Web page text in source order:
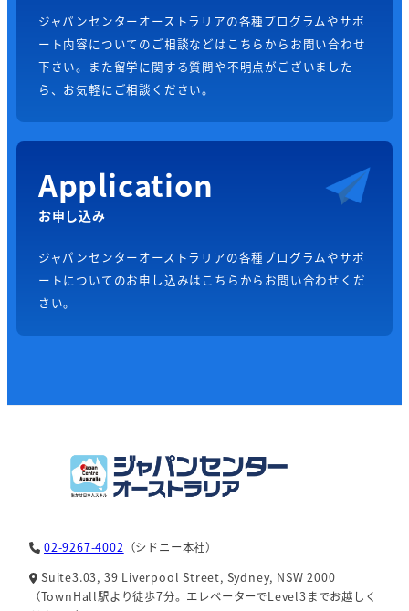
ジャパンセンターオーストラリアの各種プログラムやサポ
ート内容についてのご相談などはこちらからお問い合わせ
下さい。また留学に関する質問や不明点がございました
ら、お気軽にご相談ください。
Application
お申し込み
ジャパンセンターオーストラリアの各種プログラムやサポ
ートについてのお申し込みはこちらからお問い合わせくだ
さい。
02-9267-4002 （シドニー本社）
Suite3.03, 39 Liverpool Street, Sydney, NSW 2000
（TownHall駅より徒歩7分。エレベーターでLevel3までお越しく